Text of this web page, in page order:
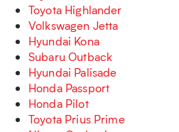
Toyota Highlander
Volkswagen Jetta
Hyundai Kona
Subaru Outback
Hyundai Palisade
Honda Passport
Honda Pilot
Toyota Prius Prime